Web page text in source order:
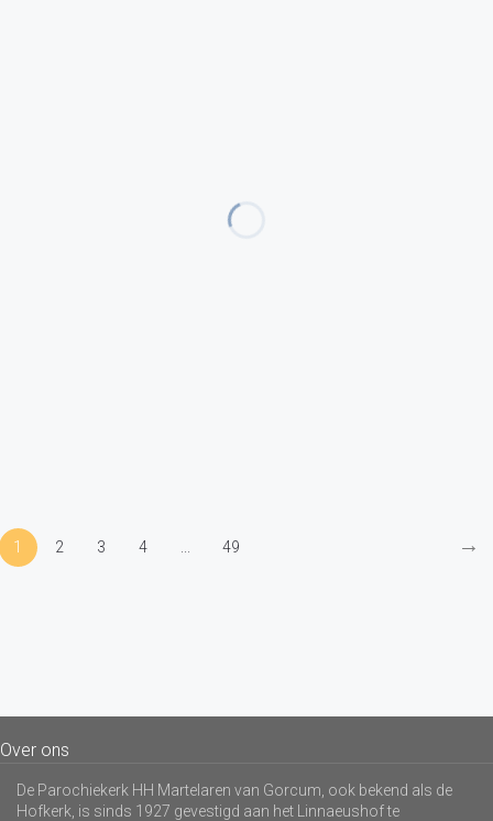
1 2 3 4 49 →
Over ons
De Parochiekerk HH Martelaren van Gorcum, ook bekend als de
Hofkerk, is sinds 1927 gevestigd aan het Linnaeushof te